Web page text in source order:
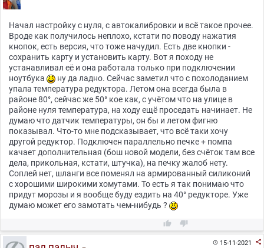
Начал настройку с нуля, с автокалибровки и всё такое прочее.
Вроде как получилось неплохо, кстати по поводу нажатия
кнопок, есть версия, что тоже начудил. Есть две кнопки -
сохранить карту и установить карту. Вот я походу не
устанавливал её и она работала только при подключении
ноутбука
ну да ладно. Сейчас заметил что с похолоданием
упала температура редуктора. Летом она всегда была в
районе 80°, сейчас же 50° кое как, с учётом что на улице в
районе нуля температура, на ходу ещё проседать начинает. Не
думаю что датчик температуры, он бы и летом фигню
показывал. Что-то мне подсказывает, что всё таки хочу
другой редуктор. Подключен параллельно печке + помпа
качает дополнительная (бош новой модели, без счёток там все
дела, прикольная, кстати, штучка), на печку жалоб нету.
Соплей нет, шланги все поменял на армированный силиконий
с хорошими широкими хомутами. То есть я так понимаю что
придут морозы и я вообще буду ездить на 40° редукторе. Уже
думаю может его замотать чем-нибудь ?
 
15-11-2021 